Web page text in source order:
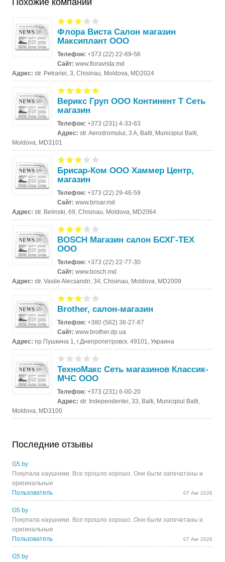
Флора Виста Салон магазин
Максиплант ООО
Телефон:+373 (22) 22-69-56
Сайт:www.floravista.md
Адрес:str. Petrariei, 3, Chisinau, Moldova, MD2024
Верикс Груп ООО Континент Т Сеть
магазин
Телефон:+373 (231) 4-33-63
Адрес:str. Aerodromului, 3 A, Balti, Municipiul Balti,
Moldova, MD3101
Брисар-Ком ООО Хаммер Центр,
магазин
Телефон:+373 (22) 29-46-59
Сайт:www.brisar.md
Адрес:str. Belinski, 69, Chisinau, Moldova, MD2064
BOSCH Магазин салон БСХГ-ТЕХ
ООО
Телефон:+373 (22) 22-77-30
Сайт:www.bosch.md
Адрес:str. Vasile Alecsandri, 34, Chisinau, Moldova, MD2009
Brother, салон-магазин
Телефон:+380 (562) 36-27-87
Сайт:www.brother.dp.ua
Адрес:пр.Пушкина 1, г.Днепропетровск, 49101, Украина
ТехноМакс Сеть магазинов Классик-
МЧС ООО
Телефон:+373 (231) 6-00-20
Адрес:str. Independentei, 33, Balti, Municipiul Balti,
Moldova, MD3100
Последние отзывы
G5 by
Покупала наушники. Все прошло хорошо. Они были запечатаны и
оригинальные
Пользователь
07 Авг 2026
G5 by
Покупала наушники. Все прошло хорошо. Они были запечатаны и
оригинальные
Пользователь
07 Авг 2026
G5 by